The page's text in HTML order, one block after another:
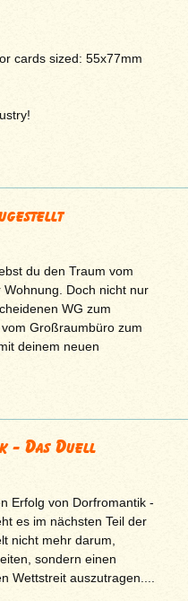
cards sized: 55x77mm
du den Traum vom
Wohnung. Doch nicht nur
WG zum
Großraumbüro zum
deinem neuen
- Das Duell
Erfolg von Dorfromantik -
es im nächsten Teil der
nicht mehr darum,
sondern einen
Wettstreit auszutragen....